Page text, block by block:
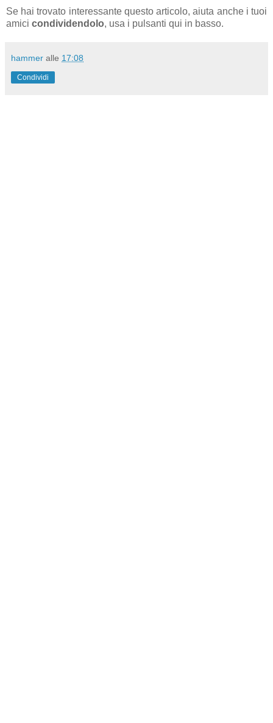
Se hai trovato interessante questo articolo, aiuta anche i tuoi
amici condividendolo, usa i pulsanti qui in basso.
hammer alle 17:08
Condividi